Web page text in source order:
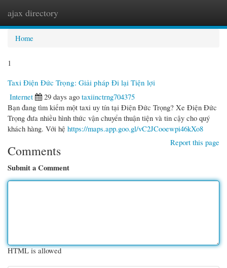
ajax directory
Home
1
Taxi Điện Đức Trọng: Giải pháp Đi lại Tiện lợi
Internet
29 days ago taxiinctrng704375
Bạn đang tìm kiếm một taxi uy tín tại Điện Đức Trọng? Xe Điện Đức
Trọng đưa nhiều hình thức vận chuyển thuận tiện và tin cậy cho quý
khách hàng. Với hệ https://maps.app.goo.gl/vC2JCooewpi46kXo8
Report this page
Comments
Submit a Comment
HTML is allowed